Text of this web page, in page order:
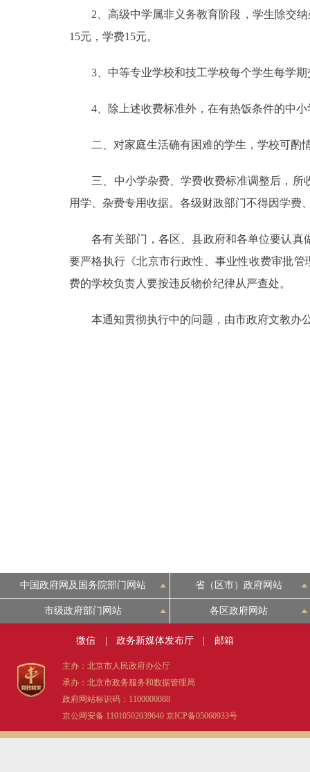
北京概况
ESPAÑOL
ITALIANO
2、高级中学属非义务教育阶段，学生除交纳
15元，学费15元。
3、中等专业学校和技工学校每个学生每学期
4、除上述收费标准外，在有热饭条件的中小
二、对家庭生活确有困难的学生，学校可酌
三、中小学杂费、学费收费标准调整后，所
用学、杂费专用收据。各级财政部门不得因学费
各有关部门，各区、县政府和各单位要认真
要严格执行《北京市行政性、事业性收费审批
费的学校负责人要按违反物价纪律从严查处。
本通知贯彻执行中的问题，由市政府文教办
中国政府网及国务院部门网站 省（区市）政府网站
市级政府部门网站 各区政府网站
微信 政务新媒体发布厅 邮箱
主办：北京市人民政府办公厅
承办：北京市政务服务和数据管理局
政府网站标识码：1100000088
京公网安备 11010502039640 京ICP备05060933号